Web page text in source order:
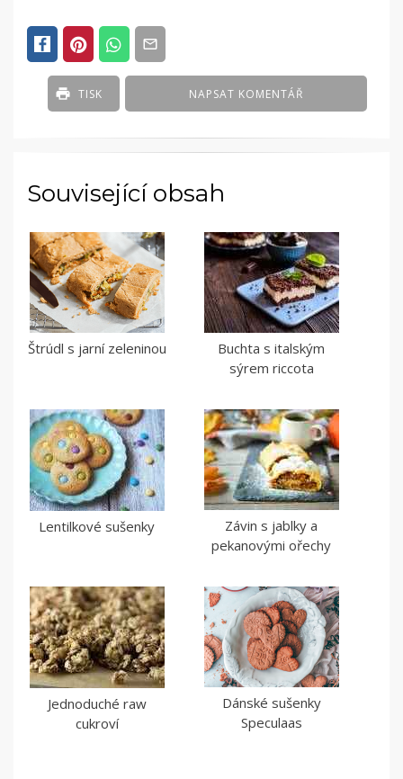
NAPSAT KOMENTÁŘ
TISK
Související obsah
Štrúdl s jarní zeleninou
Buchta s italským
sýrem riccota
Lentilkové sušenky
Závin s jablky a
pekanovými ořechy
Jednoduché raw
cukroví
Dánské sušenky
Speculaas